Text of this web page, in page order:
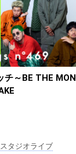
チ～BE THE MON
タジオライブ